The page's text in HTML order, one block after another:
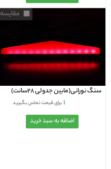
مقایسه
سنگ نورانی(مابین جدولی 28سانت)
۱برای قیمت تماس بگیرید